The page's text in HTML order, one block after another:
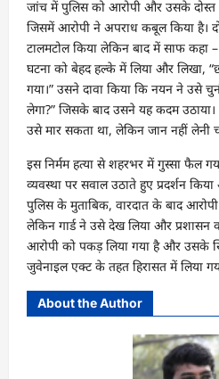
जांच में पुलिस को आरोपी और उसके दोस्त
जिसमें आरोपी ने अपराध कबूल किया है।
टालमटोल किया लेकिन बाद में साफ कहा –
घटना को बेहद हल्के में लिया और लिखा,
गया।” उसने दावा किया कि नयन ने उसे
लेगा?” जिसके बाद उसने यह कदम उठाया।
उसे मार सकता था, लेकिन जान नहीं लेनी
इस निर्मम हत्या से शहरभर में गुस्सा फैल
व्यवस्था पर सवाल उठाते हुए प्रदर्शन
पुलिस के मुताबिक, वारदात के बाद
लेकिन गार्ड ने उसे देख लिया और प्रशासन
आरोपी को पकड़ लिया गया है और
जुवेनाइल एक्ट के तहत हिरासत में लिया
About the Author